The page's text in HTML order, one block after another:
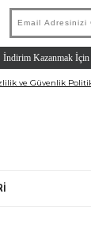
ekosistemi
olması,
orman ve orman
yönetim